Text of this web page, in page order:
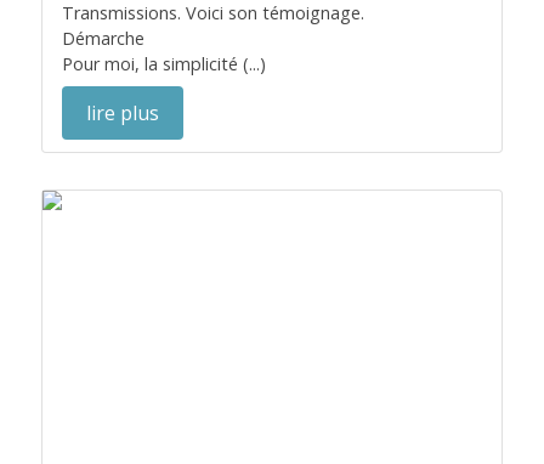
Transmissions. Voici son témoignage.
Démarche
Pour moi, la simplicité (...)
lire plus